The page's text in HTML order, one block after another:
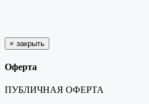
× закрыть
Оферта
ПУБЛИЧНАЯ ОФЕРТА